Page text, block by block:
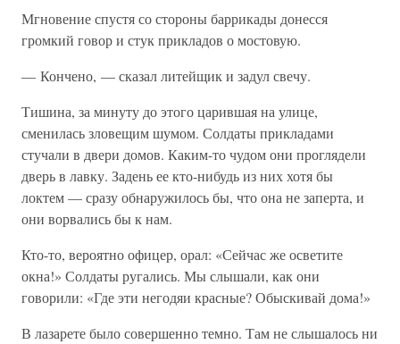
Мгновение спустя со стороны баррикады донесся
громкий говор и стук прикладов о мостовую.
— Кончено, — сказал литейщик и задул свечу.
Тишина, за минуту до этого царившая на улице,
сменилась зловещим шумом. Солдаты прикладами
стучали в двери домов. Каким-то чудом они проглядели
дверь в лавку. Задень ее кто-нибудь из них хотя бы
локтем — сразу обнаружилось бы, что она не заперта, и
они ворвались бы к нам.
Кто-то, вероятно офицер, орал: «Сейчас же осветите
окна!» Солдаты ругались. Мы слышали, как они
говорили: «Где эти негодяи красные? Обыскивай дома!»
В лазарете было совершенно темно. Там не слышалось ни